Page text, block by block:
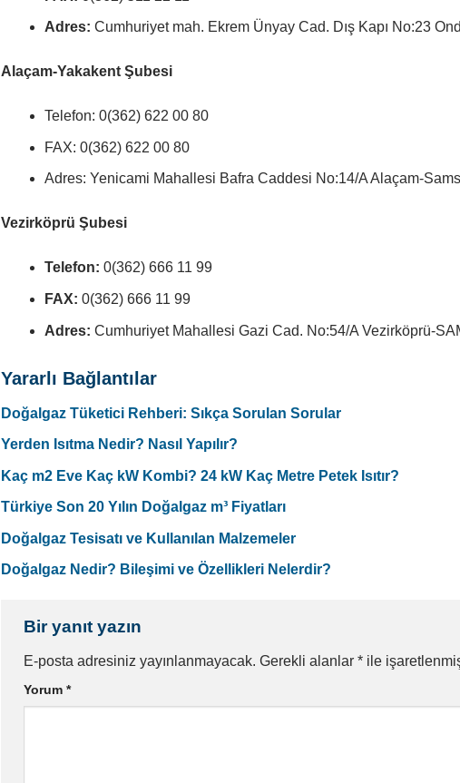
Adres: Cumhuriyet mah. Ekrem Ünyay Cad. Dış Kapı No:23
Alaçam-Yakakent Şubesi
Telefon: 0(362) 622 00 80
FAX: 0(362) 622 00 80
Adres: Yenicami Mahallesi Bafra Caddesi No:14/A Alaçam-
Vezirköprü Şubesi
Telefon: 0(362) 666 11 99
FAX: 0(362) 666 11 99
Adres: Cumhuriyet Mahallesi Gazi Cad. No:54/A Vezirköprü-
Yararlı Bağlantılar
Doğalgaz Tüketici Rehberi: Sıkça Sorulan Sorular
Yerden Isıtma Nedir? Nasıl Yapılır?
Kaç m2 Eve Kaç kW Kombi? 24 kW Kaç Metre Petek Isıtır?
Türkiye Son 20 Yılın Doğalgaz m³ Fiyatları
Doğalgaz Tesisatı ve Kullanılan Malzemeler
Doğalgaz Nedir? Bileşimi ve Özellikleri Nelerdir?
Bir yanıt yazın
E-posta adresiniz yayınlanmayacak. Gerekli alanlar *ile
Yorum *